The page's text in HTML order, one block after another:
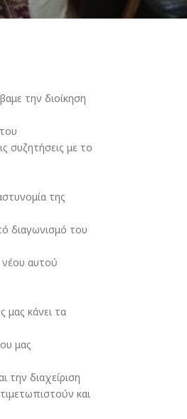
την διοίκηση
συζητήσεις με το
της
διαγωνισμό του
αυτού
μας κάνει τα
μας
την διαχείριση
και